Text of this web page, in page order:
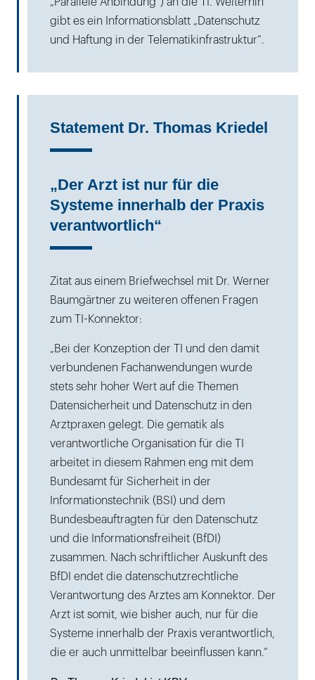
„Parallele Anbindung“) an die TI. Weiterhin
gibt es ein Informationsblatt „Datenschutz
und Haftung in der Telematikinfrastruktur“.
Statement Dr. Thomas Kriedel
„Der Arzt ist nur für die
Systeme innerhalb der Praxis
verantwortlich“
Zitat aus einem Briefwechsel mit Dr. Werner
Baumgärtner zu weiteren offenen Fragen
zum TI-Konnektor:
„Bei der Konzeption der TI und den damit
verbundenen Fachanwendungen wurde
stets sehr hoher Wert auf die Themen
Datensicherheit und Datenschutz in den
Arztpraxen gelegt. Die gematik als
verantwortliche Organisation für die TI
arbeitet in diesem Rahmen eng mit dem
Bundesamt für Sicherheit in der
Informationstechnik (BSI) und dem
Bundesbeauftragten für den Datenschutz
und die Informationsfreiheit (BfDI)
zusammen. Nach schriftlicher Auskunft des
BfDI endet die datenschutzrechtliche
Verantwortung des Arztes am Konnektor. Der
Arzt ist somit, wie bisher auch, nur für die
Systeme innerhalb der Praxis verantwortlich,
die er auch unmittelbar beeinflussen kann.“